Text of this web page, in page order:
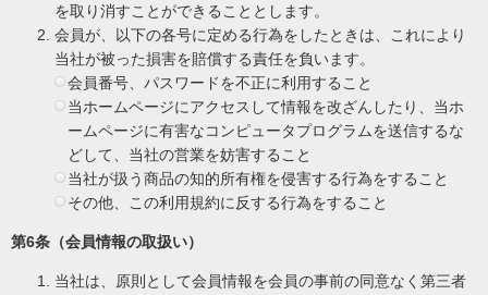
を取り消すことができることとします。
会員が、以下の各号に定める行為をしたときは、これにより
当社が被った損害を賠償する責任を負います。
会員番号、パスワードを不正に利用すること
当ホームページにアクセスして情報を改ざんしたり、当ホ
ームページに有害なコンピュータプログラムを送信するな
どして、当社の営業を妨害すること
当社が扱う商品の知的所有権を侵害する行為をすること
その他、この利用規約に反する行為をすること
第6条（会員情報の取扱い）
当社は、原則として会員情報を会員の事前の同意なく第三者